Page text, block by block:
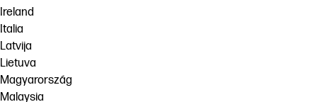
Ireland
Italia
Latvija
Lietuva
Magyarország
Malaysia